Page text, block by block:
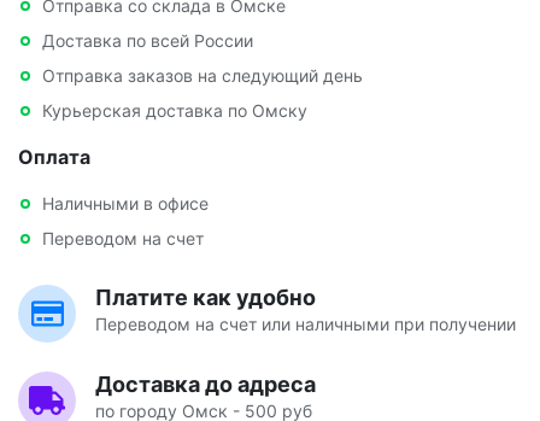
Отправка со склада в Омске
Доставка по всей России
Отправка заказов на следующий день
Курьерская доставка по Омску
Оплата
Наличными в офисе
Переводом на счет
Платите как удобно
Переводом на счет или наличными при получении
Доставка до адреса
по городу Омск - 500 руб